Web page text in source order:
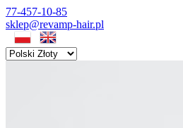
77-457-10-85
sklep@revamp-hair.pl